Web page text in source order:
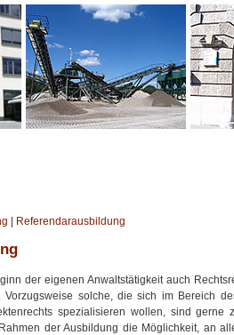
Referendarausbildung
der eigenen Anwaltstätigkeit auch
Vorzugsweise solche, die sich im Bereich
spezialisieren wollen, sind gerne
der Ausbildung die Möglichkeit, an